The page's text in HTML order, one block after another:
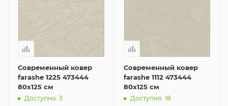
Современный ковер
farashe 1225 473444
80x125 см
Доступно: 3
Современный ковер
farashe 1112 473444
80x125 см
Доступно: 18